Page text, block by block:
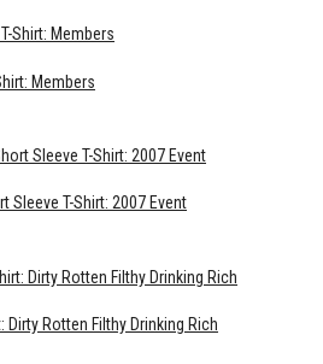
Members
Sleeve T-Shirt: 2007 Event
Dirty Rotten Filthy Drinking Rich